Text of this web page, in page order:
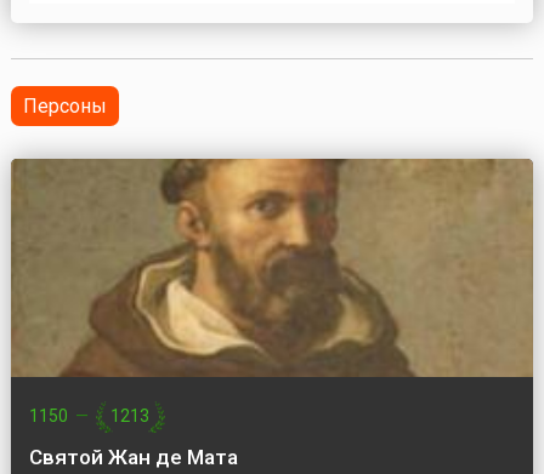
процентный барьер перешагнули четыре объединения:
демократическая партия России (ЛДПР), Наш дом –
Россия (НДР...
Персоны
1150 — 1213
Святой Жан де Мата